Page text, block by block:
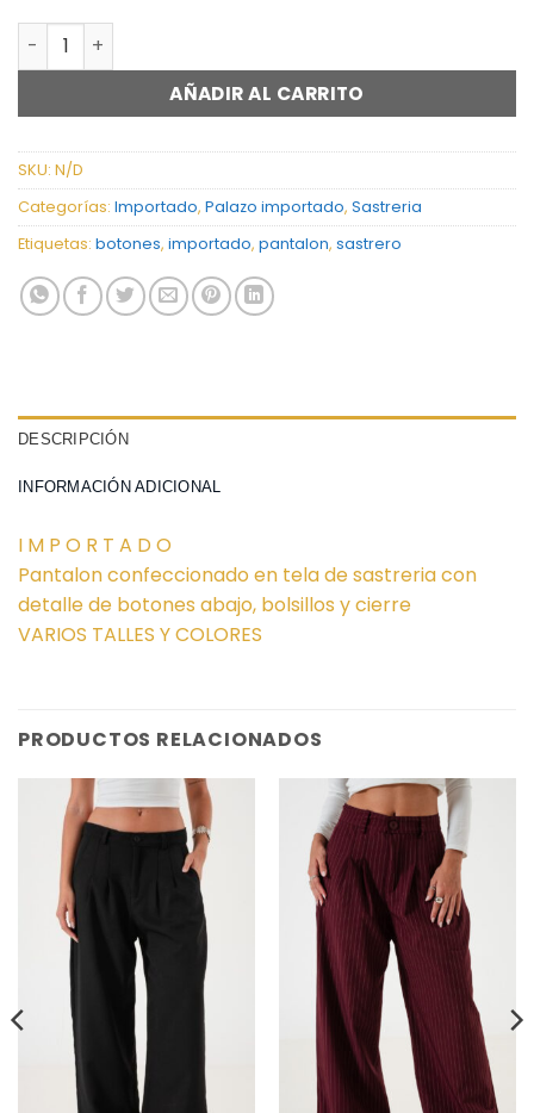
PANTALON SASTRERO CON BOTONES - KS-1335 cantidad
AÑADIR AL CARRITO
SKU: N/D
Categorías: Importado, Palazo importado, Sastreria
Etiquetas: botones, importado, pantalon, sastrero
DESCRIPCIÓN
INFORMACIÓN ADICIONAL
I M P O R T A D O
Pantalon confeccionado en tela de sastreria con
detalle de botones abajo, bolsillos y cierre
VARIOS TALLES Y COLORES
PRODUCTOS RELACIONADOS